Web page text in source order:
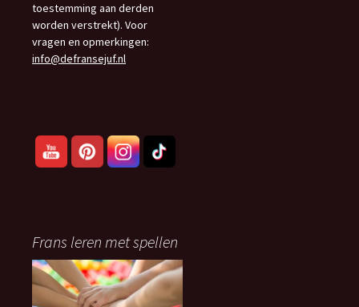
toestemming aan derden
worden verstrekt). Voor
vragen en opmerkingen:
info@defransejuf.nl
Frans leren met spellen